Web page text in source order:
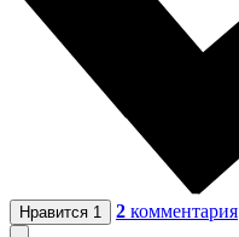
Нравится 1 2 комментария